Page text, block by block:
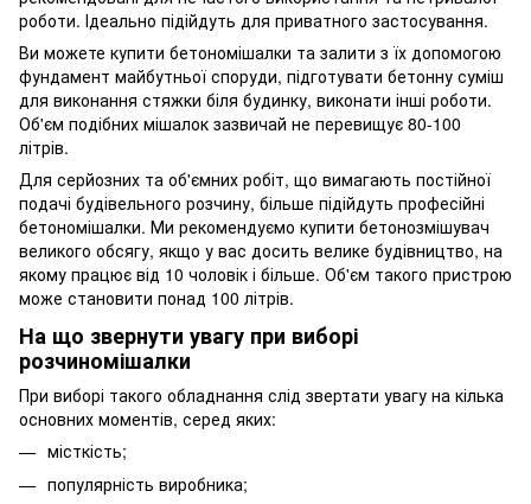
роботи. Ідеально підійдуть для приватного застосування.
Ви можете купити бетономішалки та залити з їх допомогою
фундамент майбутньої споруди, підготувати бетонну суміш
для виконання стяжки біля будинку, виконати інші роботи.
Об'єм подібних мішалок зазвичай не перевищує 80-100
літрів.
Для серйозних та об'ємних робіт, що вимагають постійної
подачі будівельного розчину, більше підійдуть професійні
бетономішалки. Ми рекомендуємо купити бетонозмішувач
великого обсягу, якщо у вас досить велике будівництво, на
якому працює від 10 чоловік і більше. Об'єм такого пристрою
може становити понад 100 літрів.
На що звернути увагу при виборі
розчиномішалки
При виборі такого обладнання слід звертати увагу на кілька
основних моментів, серед яких:
місткість;
популярність виробника;